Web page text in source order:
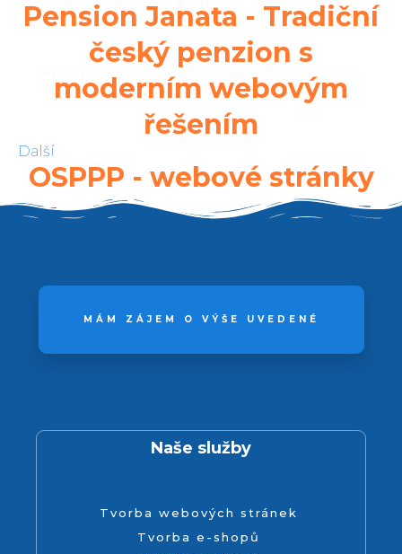
Pension Janata - Tradiční
český penzion s
moderním webovým
řešením
Další
OSPPP - webové stránky
MÁM ZÁJEM O VÝŠE UVEDENÉ
Naše služby
Tvorba webových stránek
Tvorba e-shopů